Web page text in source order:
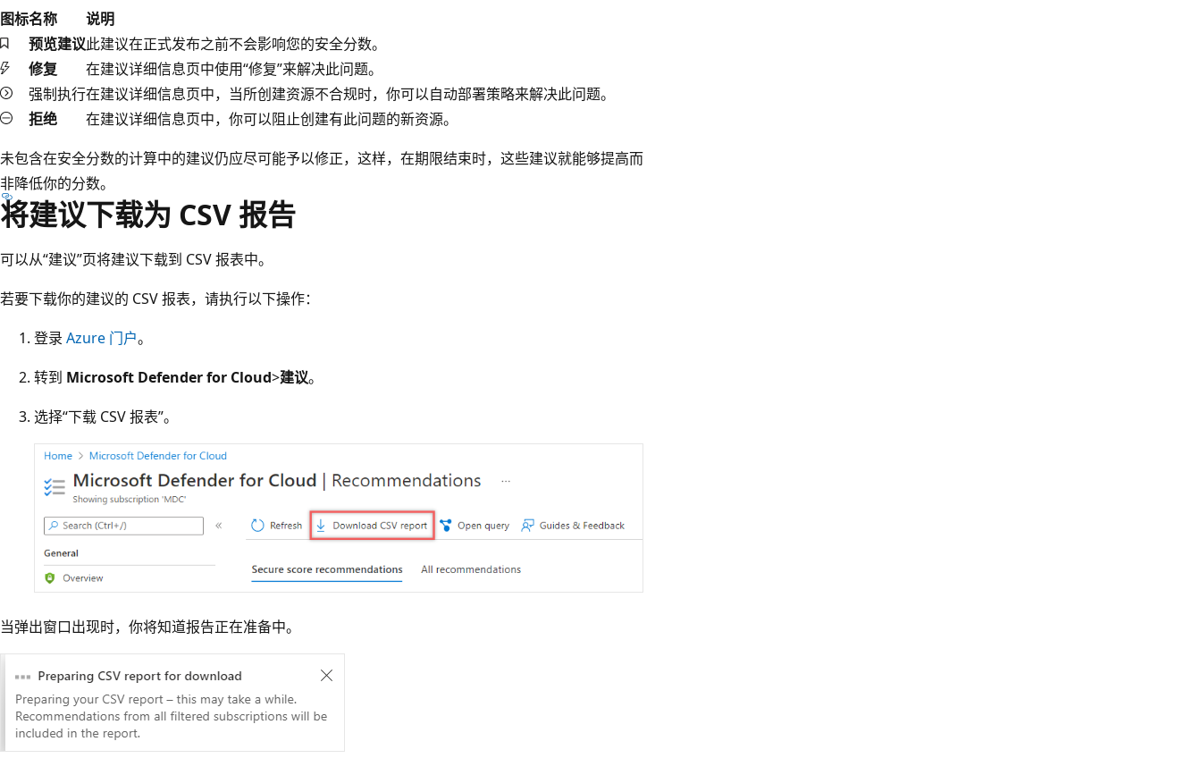
图标名称
说明
预览建议此建议在正式发布之前不会影响您的安全分数。
修复
在建议详细信息页中使用“修复”来解决此问题。
强制执行在建议详细信息页中，当所创建资源不合规时，你可以自动部署策略来解决此问题。
拒绝
在建议详细信息页中，你可以阻止创建有此问题的新资源。
未包含在安全分数的计算中的建议仍应尽可能予以修正，这样，在期限结束时，这些建议就能够提高而
非降低你的分数。
将建议下载为 CSV 报告
可以从“建议”页将建议下载到 CSV 报表中。
若要下载你的建议的 CSV 报表，请执行以下操作：
登录 Azure 门户。
转到 Microsoft Defender for Cloud>建议。
选择“下载 CSV 报表”。
当弹出窗口出现时，你将知道报告正在准备中。